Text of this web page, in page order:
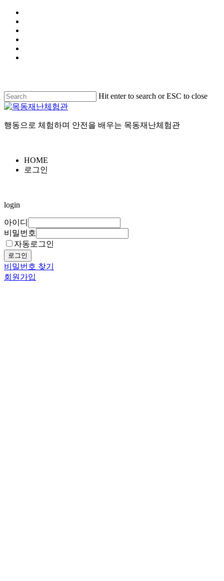
Hit enter to search or ESC to close
행동으로 체험하며 안전을 배우는 목동재난체험관
HOME
로그인
login
아이디
비밀번호
자동로그인
로그인
비밀번호 찾기
회원가입